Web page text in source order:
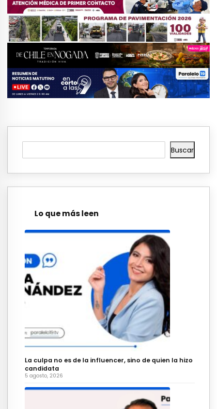
Buscar
Lo que más leen
La culpa no es de la influencer, sino de quien la hizo
candidata
5 agosto, 2026